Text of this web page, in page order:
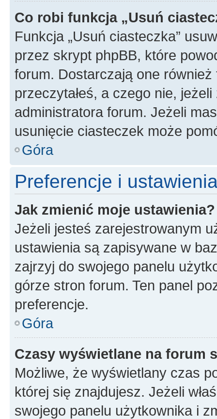
Co robi funkcja „Usuń
Funkcja „Usuń ciasteczka”
przez skrypt phpBB, które
forum. Dostarczają one
przeczytałeś, a czego nie,
administratora forum. Jeżeli
usunięcie ciasteczek może
Góra
Preferencje i
Jak zmienić moje ustawienia?
Jeżeli jesteś zarejestrowanym
ustawienia są zapisywane w
zajrzyj do swojego panelu
górze stron forum. Ten panel
preferencje.
Góra
Czasy wyświetlane na forum
Możliwe, że wyświetlany czas
której się znajdujesz. Jeżeli
swojego panelu użytkownika i